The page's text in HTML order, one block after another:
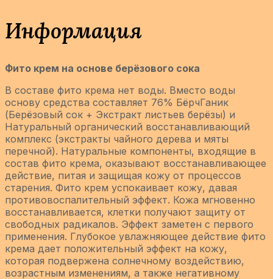
Информация
Фито крем на основе берёзового сока
В составе фито крема нет воды. Вместо воды
основу средства составляет 76% БёрчГаник
(Берёзовый сок + Экстракт листьев берёзы) и
Натуральный органический восстанавливающий
комплекс (экстракты чайного дерева и мяты
перечной). Натуральные компоненты, входящие в
состав фито крема, оказывают восстанавливающее
действие, питая и защищая кожу от процессов
старения. Фито крем успокаивает кожу, давая
противовоспалительный эффект. Кожа мгновенно
восстанавливается, клетки получают защиту от
свободных радикалов. Эффект заметен с первого
применения. Глубокое увлажняющее действие фито
крема дает положительный эффект на кожу,
которая подвержена солнечному воздействию,
возрастным изменениям, а также негативному